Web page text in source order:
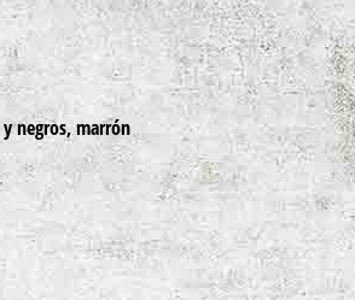
negros, marrón